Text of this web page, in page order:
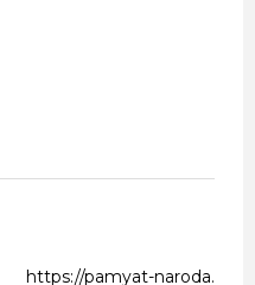
https://pamyat-naroda.ru/